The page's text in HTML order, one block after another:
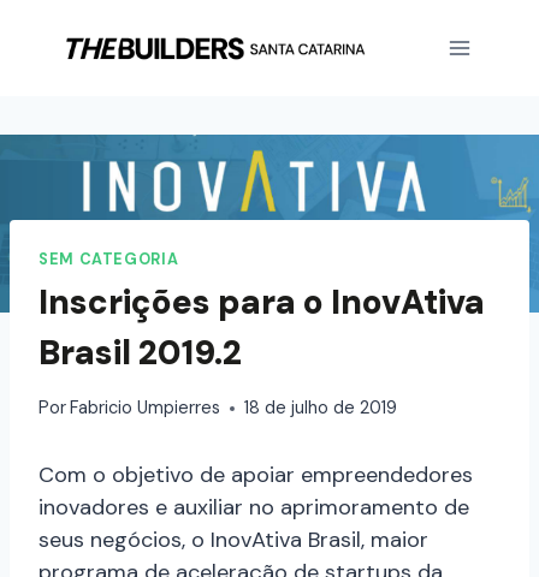
SEM CATEGORIA
Inscrições para o InovAtiva
Brasil 2019.2
PorFabricio Umpierres 18 de julho de 2019
Com o objetivo de apoiar empreendedores
inovadores e auxiliar no aprimoramento de
seus negócios, o InovAtiva Brasil, maior